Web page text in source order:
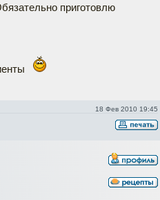
приготовлю
18 Фев 2010 19:45